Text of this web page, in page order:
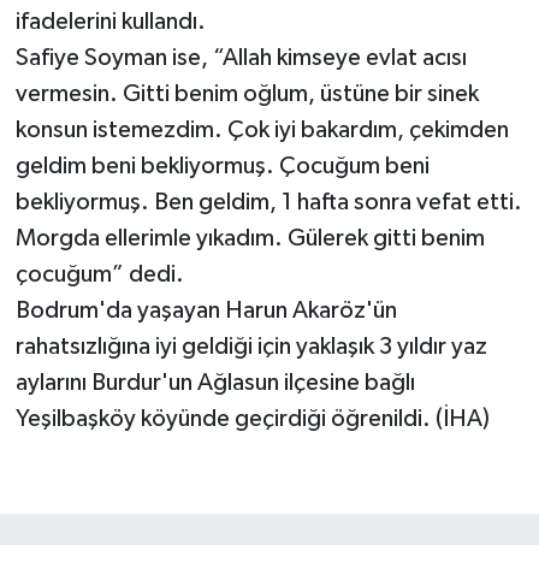
ifadelerini kullandı.
Safiye Soyman ise, “Allah kimseye evlat acısı
vermesin. Gitti benim oğlum, üstüne bir sinek
konsun istemezdim. Çok iyi bakardım, çekimden
geldim beni bekliyormuş. Çocuğum beni
bekliyormuş. Ben geldim, 1 hafta sonra vefat etti.
Morgda ellerimle yıkadım. Gülerek gitti benim
çocuğum” dedi.
Bodrum'da yaşayan Harun Akaröz'ün
rahatsızlığına iyi geldiği için yaklaşık 3 yıldır yaz
aylarını Burdur'un Ağlasun ilçesine bağlı
Yeşilbaşköy köyünde geçirdiği öğrenildi. (İHA)